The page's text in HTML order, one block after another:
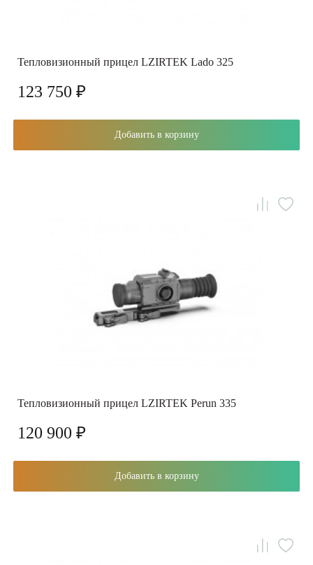
Тепловизионный прицел LZIRTEK Lado 325
123 750 ₽
Добавить в корзину
Тепловизионный прицел LZIRTEK Perun 335
120 900 ₽
Добавить в корзину